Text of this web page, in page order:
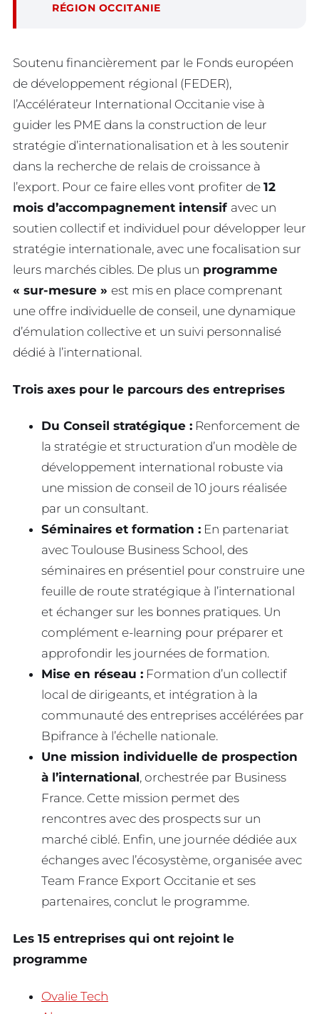
RÉGION OCCITANIE
Soutenu financièrement par le Fonds européen
de développement régional (FEDER),
l’Accélérateur International Occitanie vise à
guider les PME dans la construction de leur
stratégie d’internationalisation et à les soutenir
dans la recherche de relais de croissance à
l’export. Pour ce faire elles vont profiter de 12
mois d’accompagnement intensif avec un
soutien collectif et individuel pour développer leur
stratégie internationale, avec une focalisation sur
leurs marchés cibles. De plus un programme
« sur-mesure » est mis en place comprenant
une offre individuelle de conseil, une dynamique
d’émulation collective et un suivi personnalisé
dédié à l’international.
Trois axes pour le parcours des entreprises
Du Conseil stratégique : Renforcement de
la stratégie et structuration d’un modèle de
développement international robuste via
une mission de conseil de 10 jours réalisée
par un consultant.
Séminaires et formation : En partenariat
avec Toulouse Business School, des
séminaires en présentiel pour construire une
feuille de route stratégique à l’international
et échanger sur les bonnes pratiques. Un
complément e-learning pour préparer et
approfondir les journées de formation.
Mise en réseau : Formation d’un collectif
local de dirigeants, et intégration à la
communauté des entreprises accélérées par
Bpifrance à l’échelle nationale.
Une mission individuelle de prospection
à l’international, orchestrée par Business
France. Cette mission permet des
rencontres avec des prospects sur un
marché ciblé. Enfin, une journée dédiée aux
échanges avec l’écosystème, organisée avec
Team France Export Occitanie et ses
partenaires, conclut le programme.
Les 15 entreprises qui ont rejoint le
programme
Ovalie Tech